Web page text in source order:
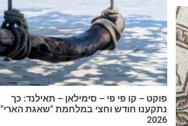
פוקט – קו פי פי – סימילאן – תאילנד: כך
נתקענו חודש וחצי במלחמת "שאגת הארי"
2026